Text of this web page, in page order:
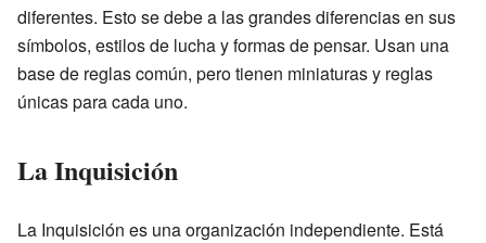
diferentes. Esto se debe a las grandes diferencias en sus
símbolos, estilos de lucha y formas de pensar. Usan una
base de reglas común, pero tienen miniaturas y reglas
únicas para cada uno.
La Inquisición
La Inquisición es una organización independiente. Está